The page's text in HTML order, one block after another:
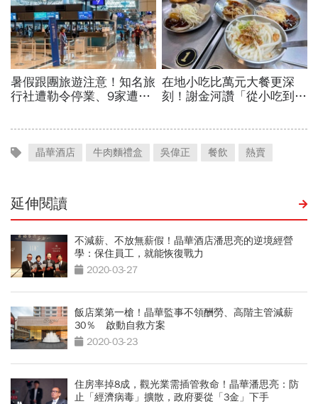
晶華酒店 牛肉麵禮盒 吳偉正 餐飲 熱賣
延伸閱讀
不減薪、不放無薪假！晶華酒店潘思亮的逆境經營
學：保住員工，就能恢復戰力
2020-03-27
飯店業第一槍！晶華監事不領酬勞、高階主管減薪
30％ 啟動自救方案
2020-03-23
住房率掉8成，觀光業需插管救命！晶華潘思亮：防
止「經濟病毒」擴散，政府要從「3金」下手